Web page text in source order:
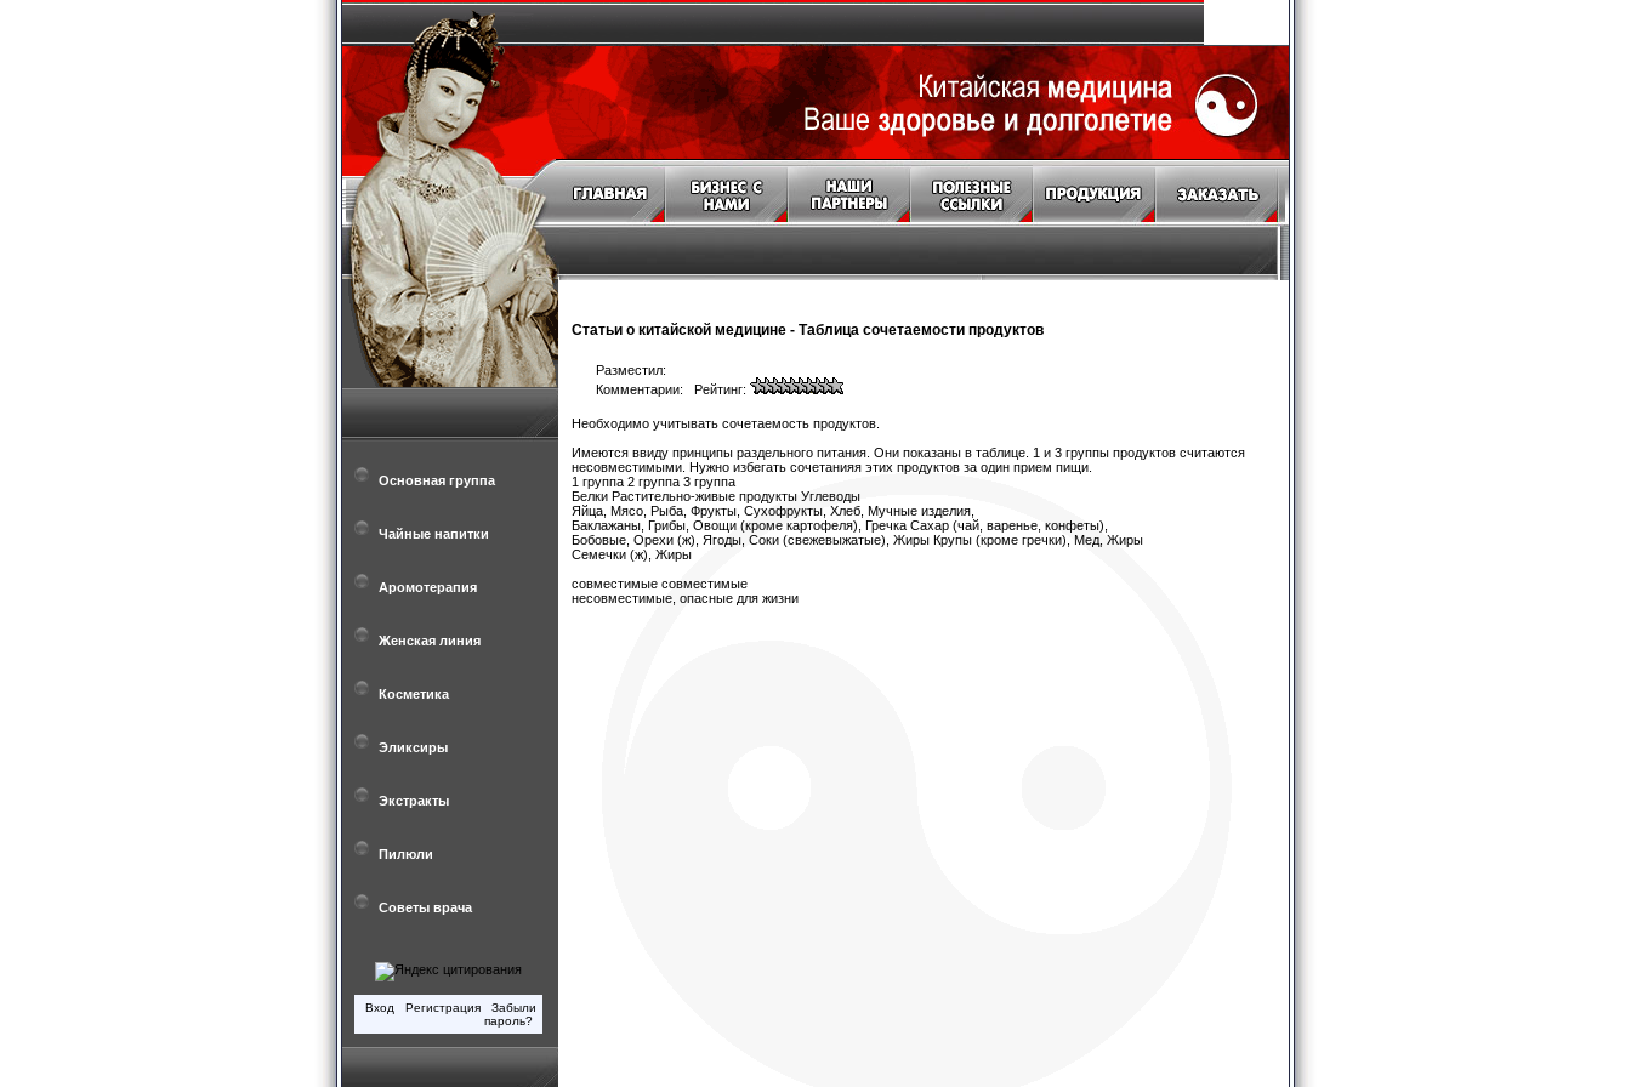
Основная группа
Чайные напитки
Аромотерапия
Женская линия
Косметика
Эликсиры
Экстракты
Пилюли
Советы врача
Вход Регистрация
Забыли
пароль?
Статьи о китайской медицине - Таблица сочетаемости продуктов
Разместил:
Комментарии: Рейтинг:
Необходимо учитывать сочетаемость продуктов.
Имеются ввиду принципы раздельного питания. Они показаны в таблице. 1 и 3 группы продуктов считаются
несовместимыми. Нужно избегать сочетанияя этих продуктов за один прием пищи.
1 группа 2 группа 3 группа
Белки Растительно-живые продукты Углеводы
Яйца, Мясо, Рыба, Фрукты, Сухофрукты, Хлеб, Мучные изделия,
Баклажаны, Грибы, Овощи (кроме картофеля), Гречка Сахар (чай, варенье, конфеты),
Бобовые, Орехи (ж), Ягоды, Соки (свежевыжатые), Жиры Крупы (кроме гречки), Мед, Жиры
Семечки (ж), Жиры
совместимые совместимые
несовместимые, опасные для жизни